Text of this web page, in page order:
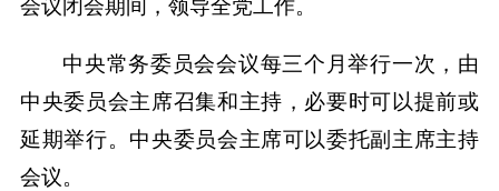
会议闭会期间，领导全党工作。
中央常务委员会会议每三个月举行一次，由
中央委员会主席召集和主持，必要时可以提前或
延期举行。中央委员会主席可以委托副主席主持
会议。